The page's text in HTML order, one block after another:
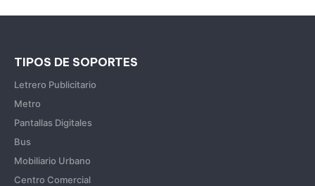
TIPOS DE SOPORTES
Letrero Publicitario
Metro
Pantallas Digitales
Bus
Mobiliario Urbano
Centro Comercial